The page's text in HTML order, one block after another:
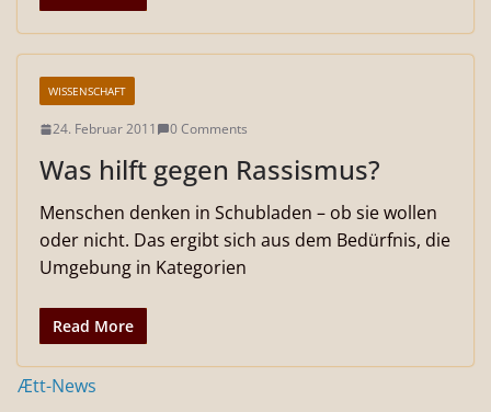
WISSENSCHAFT
24. Februar 2011 0 Comments
Was hilft gegen Rassismus?
Menschen denken in Schubladen – ob sie wollen
oder nicht. Das ergibt sich aus dem Bedürfnis, die
Umgebung in Kategorien
Read More
Ætt-News